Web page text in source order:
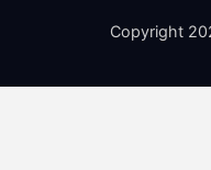
Copyright